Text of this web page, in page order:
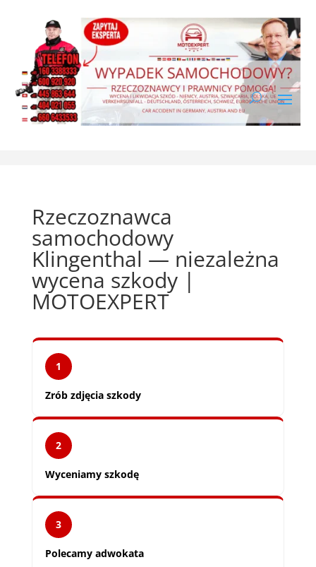
Rzeczoznawca
samochodowy
Klingenthal — niezależna
wycena szkody |
MOTOEXPERT
1
Zrób zdjęcia szkody
2
Wyceniamy szkodę
3
Polecamy adwokata